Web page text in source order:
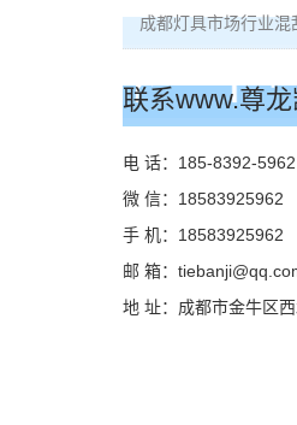
联系www.尊
电 话：185-8392-5962
微 信：18583925962
手 机：18583925962
邮 箱：
地 址：成都市金牛区